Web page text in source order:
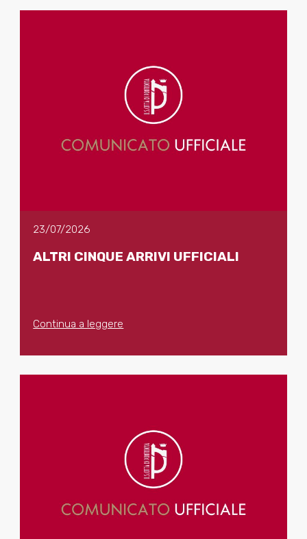
23/07/2026
ALTRI CINQUE ARRIVI UFFICIALI
Continua a leggere